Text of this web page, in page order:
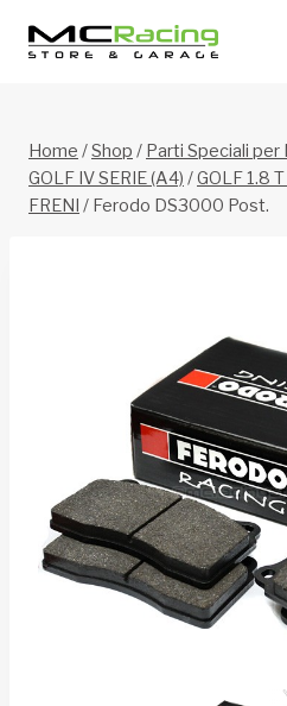
Home /Shop / Parti Speciali per
GOLF IV SERIE (A4) /GOLF 1.8
FRENI / Ferodo DS3000 Post.